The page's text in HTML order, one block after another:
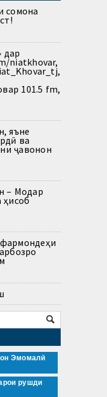
сомона
дар
niatkhovar,
101.5 fm,
яъне
ва
ҷавонон
– Модар
ҳисоб
Эмомалӣ
рушди